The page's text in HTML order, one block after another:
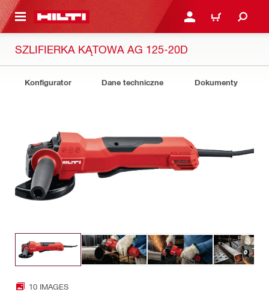
GŁÓWNEJ ZALOGUJ SIĘ LUB
KOSZYK
SZLIFIERKA KĄTOWA AG 125-20D
Konfigurator Dane techniczne Dokumenty
10 IMAGES